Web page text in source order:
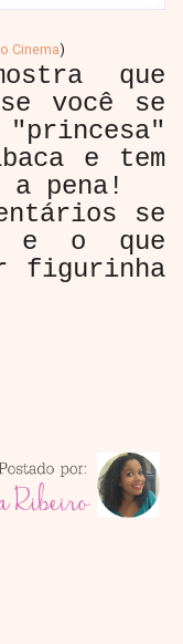
Cinema)
que
você se
"princesa"
e tem
a pena!
se
e o que
figurinha